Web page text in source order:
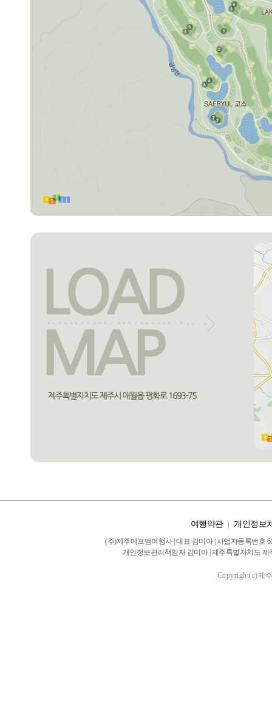
여행약관| 개인정보
(주)제주에프엠여행사 | 대표 김미아 | 사업자등록번호
개인정보관리책임자 김미아 | 제주특별자치도 제
Copyright(c)제